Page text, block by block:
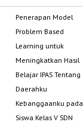
Penerapan Model
Problem Based
Learning untuk
Meningkatkan Hasil
Belajar IPAS Tentang
Daerahku
Kebanggaanku pada
Siswa Kelas V SDN